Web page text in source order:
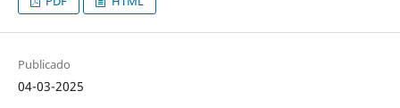
Publicado
04-03-2025